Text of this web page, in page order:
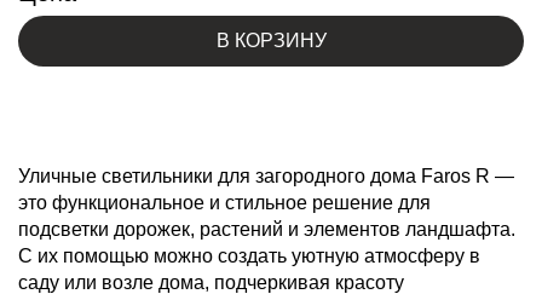
В КОРЗИНУ
Уличные светильники для загородного дома Faros R —
это функциональное и стильное решение для
подсветки дорожек, растений и элементов ландшафта.
С их помощью можно создать уютную атмосферу в
саду или возле дома, подчеркивая красоту